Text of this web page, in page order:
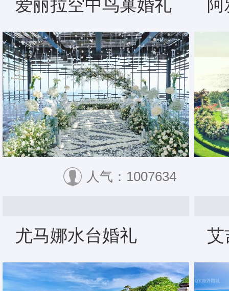
爱丽拉空中鸟巢婚礼
人气：1007634
尤马娜水台婚礼 艾